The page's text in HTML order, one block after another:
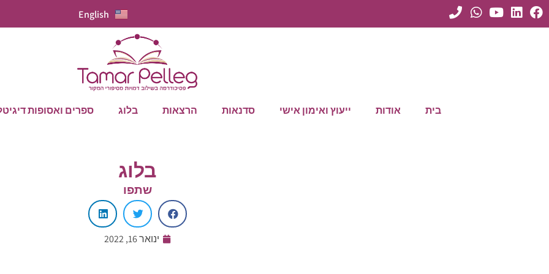
English
בית אודות ייעוץ ואימון אישי סדנאות הרצאות בלוג ספרים ואסופות
בלוג
שתפו
ינואר 16, 2022